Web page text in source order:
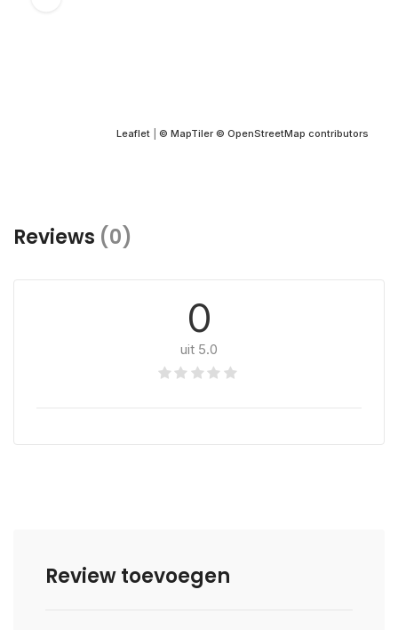
Leaflet © MapTiler © OpenStreetMap contributors
Reviews (0)
0
uit 5.0
Review toevoegen